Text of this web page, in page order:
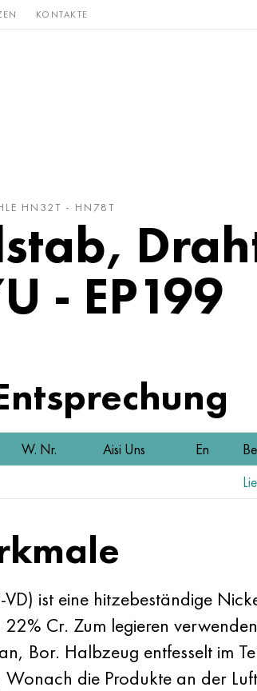
KONTAKTE
& Bronze, Kupfer,
HN32T - HN78T
- EP199
W. Nr. Aisi Uns En
ist eine hitzebeständige
Cr. Zum legieren
Bor. Halbzeug entfesselt im
die Produkte an der